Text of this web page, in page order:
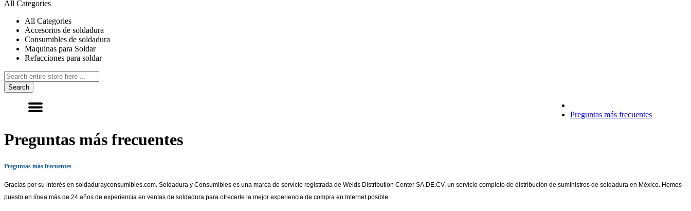
All Categories
All Categories
Accesorios de soldadura
Consumibles de soldadura
Maquinas para Soldar
Refacciones para soldar
Search
REFACCIONES PARA SOLDAR
Preguntas más frecuentes
Preguntas más frecuentes
Preguntas más frecuentes
Gracias por su interés en soldadurayconsumibles.com. Soldadura y Consumibles es una marca de servicio registrada de Welds Distribution Center SA.DE.CV, un servicio completo de distribución de suministros de soldadura en México. Hemos
puesto en línea más de 24 años de experiencia en ventas de soldadura para ofrecerle la mejor experiencia de compra en Internet posible.